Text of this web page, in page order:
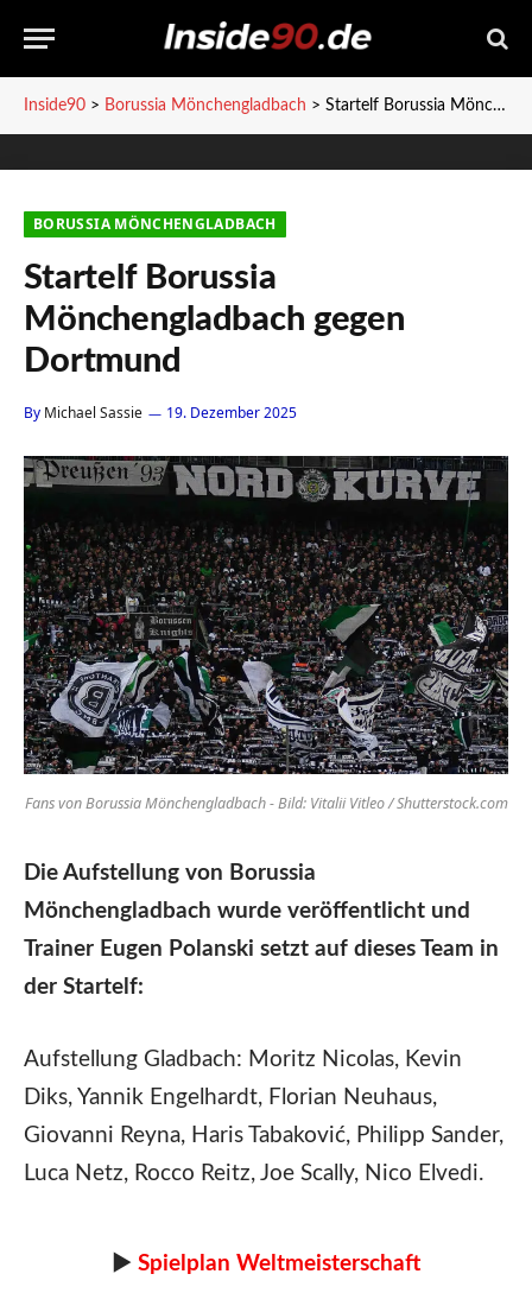
Inside90 > Borussia Mönchengladbach > Startelf Borussia Mönchengladbach gegen Dortmund
BORUSSIA MÖNCHENGLADBACH
Startelf Borussia
Mönchengladbach gegen
Dortmund
By Michael Sassie 19. Dezember 2025
Fans von Borussia Mönchengladbach - Bild: Vitalii Vitleo / Shutterstock.com
Die Aufstellung von Borussia
Mönchengladbach wurde veröffentlicht und
Trainer Eugen Polanski setzt auf dieses Team in
der Startelf:
Aufstellung Gladbach: Moritz Nicolas, Kevin
Diks, Yannik Engelhardt, Florian Neuhaus,
Giovanni Reyna, Haris Tabaković, Philipp Sander,
Luca Netz, Rocco Reitz, Joe Scally, Nico Elvedi.
► Spielplan Weltmeisterschaft